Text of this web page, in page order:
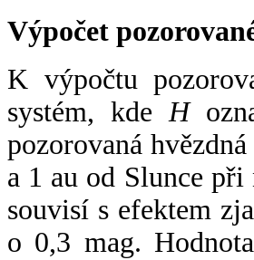
Výpočet
K výpočtu
systém, kde H
pozorovaná
a 1 au od Slunce
souvisí s efektem
o 0,3 mag. Hodnota